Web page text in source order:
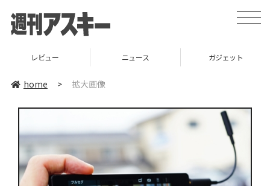
toggle
レビュー ニュース ガジェット
home > 拡大画像